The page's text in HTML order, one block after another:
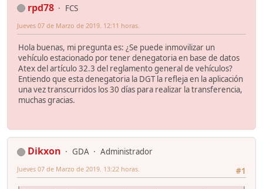
rpd78 FCS
Jueves 07 de Marzo de 2019. 12:11 horas.
Hola buenas, mi pregunta es: ¿Se puede inmovilizar un
vehículo estacionado por tener denegatoria en base de datos
Atex del artículo 32.3 del reglamento general de vehículos?
Entiendo que esta denegatoria la DGT la refleja en la aplicación
una vez transcurridos los 30 días para realizar la transferencia,
muchas gracias.
Dikxon GDA
Administrador
#1
Jueves 07 de Marzo de 2019. 13:22 horas.